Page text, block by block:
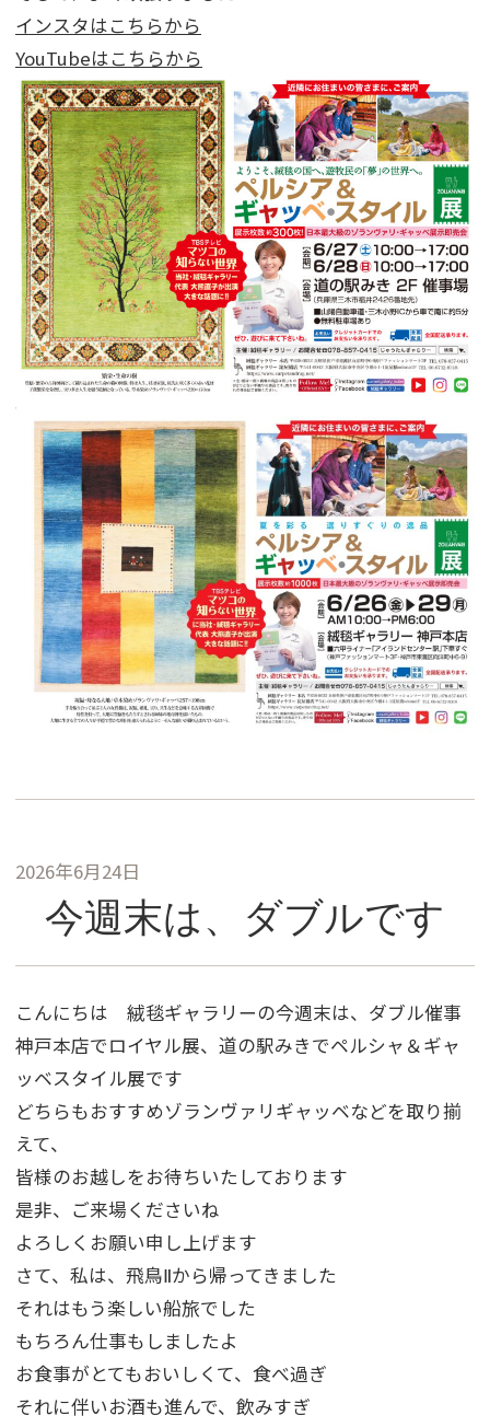
インスタはこちらから
YouTubeはこちらから
2026年6月24日
今週末は、ダブルです
こんにちは 絨毯ギャラリーの今週末は、ダブル催事
神戸本店でロイヤル展、道の駅みきでペルシャ＆ギャ
ッベスタイル展です
どちらもおすすめゾランヴァリギャッベなどを取り揃
えて、
皆様のお越しをお待ちいたしております
是非、ご来場くださいね
よろしくお願い申し上げます
さて、私は、飛鳥Ⅱから帰ってきました
それはもう楽しい船旅でした
もちろん仕事もしましたよ
お食事がとてもおいしくて、食べ過ぎ
それに伴いお酒も進んで、飲みすぎ